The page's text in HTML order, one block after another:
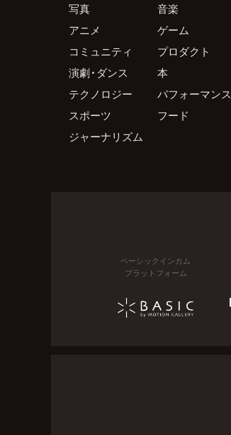
写真
音楽
アニメ
ゲーム
コミュニティ
プロダクト
演劇・ダンス
本
テクノロジー
パフォーマンス
スポーツ
フード
ジャーナリズム
ベーシックインカム
プラットフォーム